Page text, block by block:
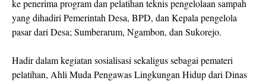
ke penerima program dan pelatihan teknis pengelolaan sampah
yang dihadiri Pemerintah Desa, BPD, dan Kepala pengelola
pasar dari Desa; Sumberarum, Ngambon, dan Sukorejo.
Hadir dalam kegiatan sosialisasi sekaligus sebagai pemateri
pelatihan, Ahli Muda Pengawas Lingkungan Hidup dari Dinas